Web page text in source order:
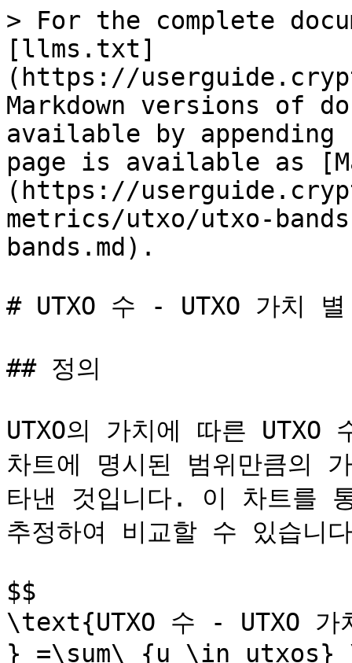
> For the complete
[llms.txt]
(https://
Markdown versions of
available by
page is available as
(https://
metrics/utxo/utxo-
bands.md).
# UTXO 수 - UTXO 가치
## 정의
UTXO의 가치에 따른
차트에 명시된 범위만큼의
타낸 것입니다. 이 차트를
추정하여 비교할 수 있습니
$$
\text{UTXO 수 - UTXO 가
} =\sum\_{u \in